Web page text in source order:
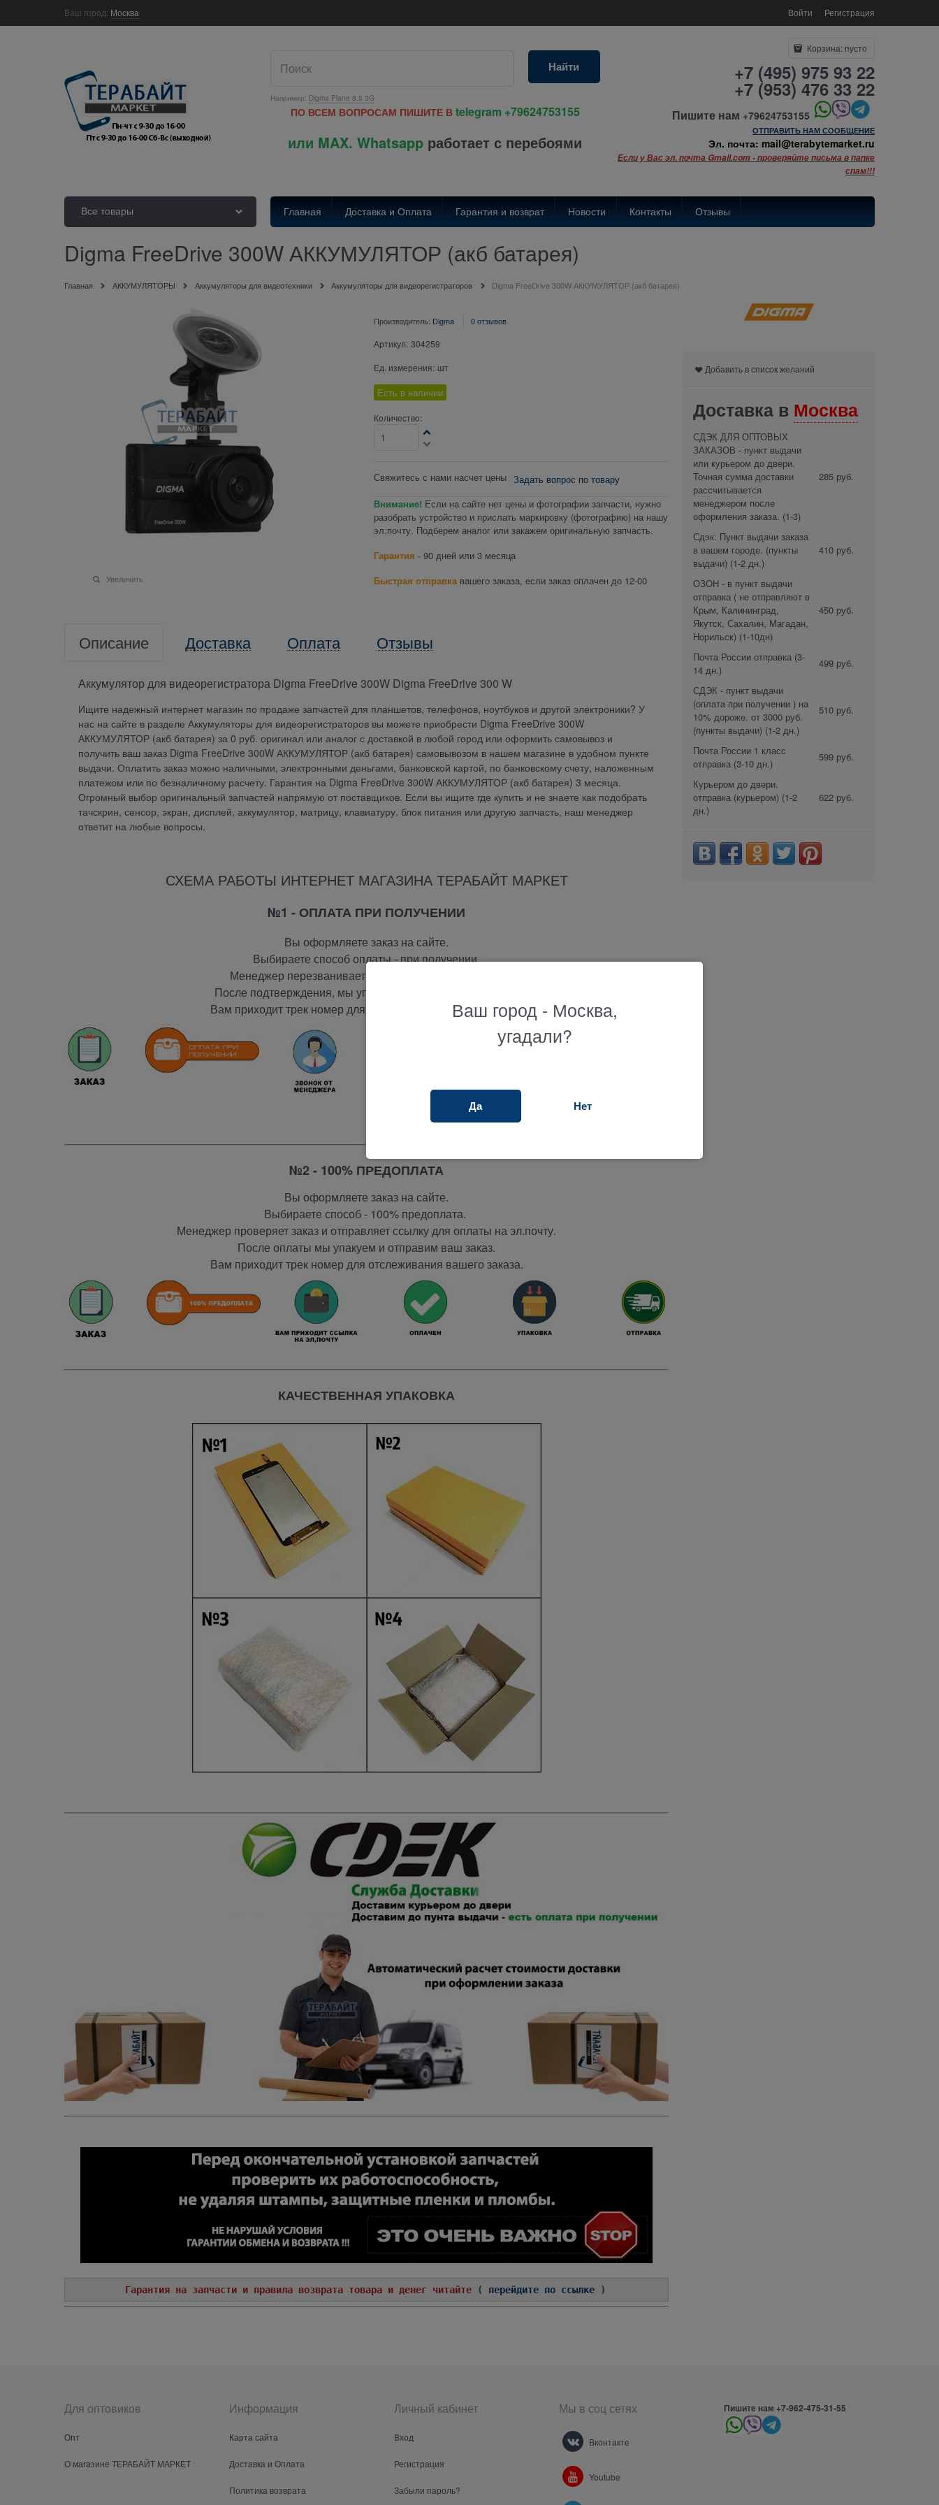
Ваш город: Москва Войти Регистрация
Например: Digma Plane 8.5 3G
Найти
ПО ВСЕМ ВОПРОСАМ ПИШИТЕ В telegram +79624753155
или MAX. Whatsapp работает с перебоями
Корзина: пусто
+7 (495) 975 93 22
+7 (953) 476 33 22
Пишите нам +79624753155
ОТПРАВИТЬ НАМ СООБЩЕНИЕ
Эл. почта: mail@terabytemarket.ru
Если у Вас эл. почта Gmail.com - проверяйте письма в папке
спам!!!
Все товары Главная Доставка и Оплата Гарантия и возврат Новости Контакты Отзывы
Digma FreeDrive 300W АККУМУЛЯТОР (акб батарея)
Главная АККУМУЛЯТОРЫ Аккумуляторы для видеотехники Аккумуляторы для видеорегистраторов Digma FreeDrive 300W АККУМУЛЯТОР (акб батарея)
Увеличить
Производитель: Digma 0 отзывов
Артикул: 304259
Ед. измерения: шт
Есть в наличии
Количество:
Свяжитесь с нами насчет цены Задать вопрос по товару
Внимание! Если на сайте нет цены и фотографии запчасти, нужно
разобрать устройство и прислать маркировку (фотографию) на нашу
эл.почту. Подберем аналог или закажем оригинальную запчасть.
Гарантия - 90 дней или 3 месяца
Быстрая отправкавашего заказа, если заказ оплачен до 12-00
Описание Доставка Оплата Отзывы
Аккумулятор для видеорегистратора Digma FreeDrive 300W Digma FreeDrive 300 W
Ищите надежный интернет магазин по продаже запчастей для планшетов, телефонов, ноутбуков и другой электроники? У
нас на сайте в разделе Аккумуляторы для видеорегистраторов вы можете приобрести Digma FreeDrive 300W
АККУМУЛЯТОР (акб батарея) за 0 руб. оригинал или аналог с доставкой в любой город или оформить самовывоз и
получить ваш заказ Digma FreeDrive 300W АККУМУЛЯТОР (акб батарея) самовывозом в нашем магазине в удобном пункте
выдачи. Оплатить заказ можно наличными, электронными деньгами, банковской картой, по банковскому счету, наложенным
платежом или по безналичному расчету. Гарантия на Digma FreeDrive 300W АККУМУЛЯТОР (акб батарея) 3 месяца.
Огромный выбор оригинальный запчастей напрямую от поставщиков. Если вы ищите где купить и не знаете как подобрать
тачскрин, сенсор, экран, дисплей, аккумулятор, матрицу, клавиатуру, блок питания или другую запчасть, наш менеджер
ответит на любые вопросы.
СХЕМА РАБОТЫ ИНТЕРНЕТ МАГАЗИНА ТЕРАБАЙТ МАРКЕТ
№1 - ОПЛАТА ПРИ ПОЛУЧЕНИИ
Вы оформляете заказ на сайте.
Выбираете способ оплаты -при получении.
Менеджер перезванивает вам и подтверждает заказ.
После подтверждения, мы упакуем и отправим ваш заказ.
Вам приходит трек номер для отслеживания вашего заказа.
№2 - 100% ПРЕДОПЛАТА
Вы оформляете заказ на сайте.
Выбираете способ - 100% предоплата.
Менеджер проверяет заказ и отправляет ссылку для оплаты на эл.почту.
После оплаты мы упакуем и отправим ваш заказ.
Вам приходит трек номер для отслеживания вашего заказа.
КАЧЕСТВЕННАЯ УПАКОВКА
Гарантия на запчасти и правила возврата товара и денег читайте( перейдите по ссылке)
Добавить в список желаний
Доставка в Москва
СДЭК ДЛЯ ОПТОВЫХ
ЗАКАЗОВ - пункт выдачи
или курьером до двери.
Точная сумма доставки
рассчитывается
менеджером после
оформления заказа. (1-3)
285 руб.
Сдэк: Пункт выдачи заказа
в вашем городе. (пункты
выдачи) (1-2 дн.)
410 руб.
ОЗОН - в пункт выдачи
отправка ( не отправляют в
Крым, Калининград,
Якутск, Сахалин, Магадан,
Норильск) (1-10дн)
450 руб.
Почта России отправка (3-
14 дн.)
499 руб.
СДЭК - пункт выдачи
(оплата при получении ) на
10% дороже. от 3000 руб.
(пункты выдачи) (1-2 дн.)
510 руб.
Почта России 1 класс
отправка (3-10 дн.)
599 руб.
Курьером до двери.
отправка (курьером) (1-2
дн.)
622 руб.
Для оптовиков
Опт
О магазине ТЕРАБАЙТ МАРКЕТ
Информация
Карта сайта
Доставка и Оплата
Политика возврата
Личный кабинет
Вход
Регистрация
Забыли пароль?
Мы в соц сетях
Вконтакте
Youtube
Пишите нам +7-962-475-31-55
Ваш город - Москва,
угадали?
Да Нет